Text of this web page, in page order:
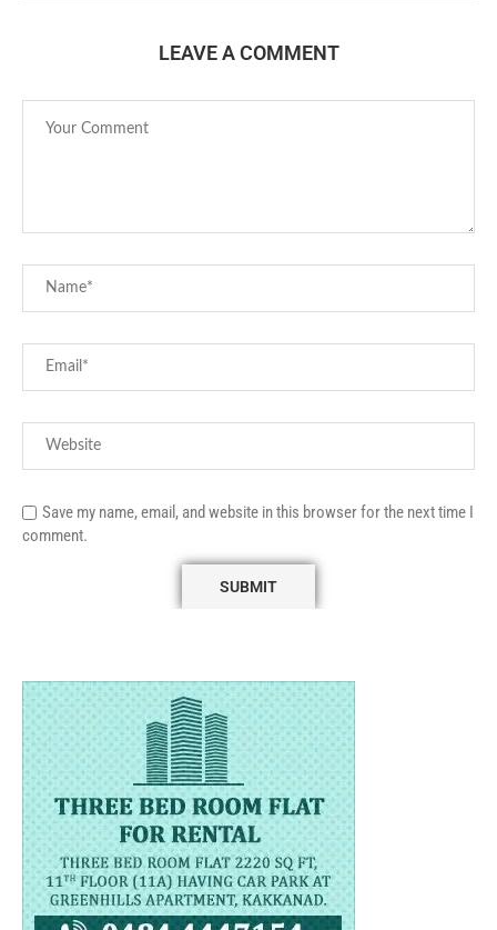
LEAVE A COMMENT
Save my name, email, and website in this browser for the next time I
comment.